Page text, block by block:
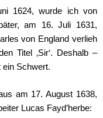
1624, wurde ich von
am 16. Juli 1631,
von England verlieh
Titel ‚Sir‘. Deshalb –
ein Schwert.
am 17. August 1638,
Lucas Fayd’herbe: